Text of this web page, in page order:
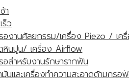
า
ร็ว
องานศัลยกรรม/เครื่อง Piezo / เค
หินปูน/ เครื่อง Airflow
อสำหรับงานรักษารากฟัน
มันและเครื่องทำความสะอาดด้ามกรอ